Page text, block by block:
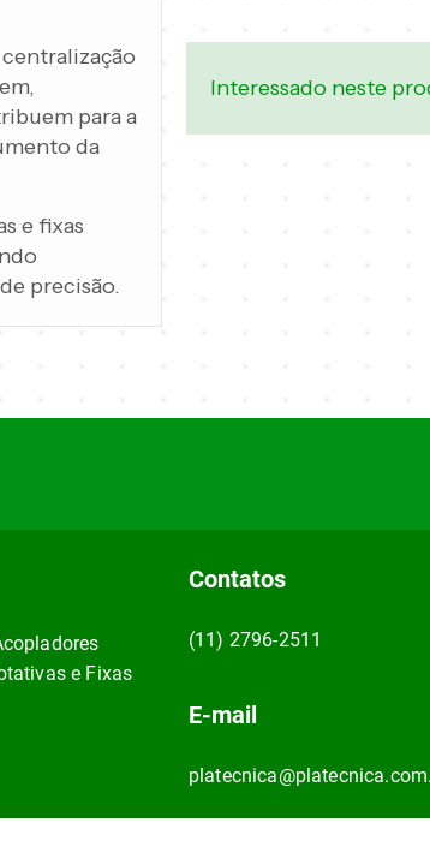
para a
da
e fixas
precisão.
Interessado neste
e Fixas
Contatos
(11) 2796-2511
E-mail